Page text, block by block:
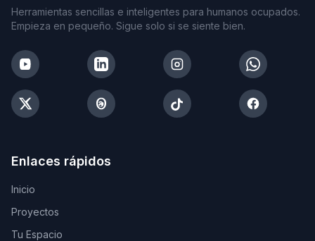
Herramientas sencillas e inteligentes para humanos ocupados.
Empieza en pequeño. Sigue solo si se siente bien.
Enlaces rápidos
Inicio
Proyectos
Tu Espacio